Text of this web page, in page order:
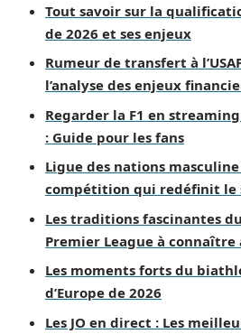
Tout savoir sur la
de 2026 et ses enjeux
Rumeur de transfert à
l’analyse des enjeux
Regarder la F1 en
: Guide pour les fans
Ligue des nations
compétition qui redéfinit le
Les traditions fascinantes
Premier League à
Les moments forts du
d’Europe de 2026
Les JO en direct : Les